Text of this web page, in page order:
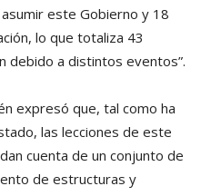
este Gobierno y 18
lo que totaliza 43
debido a distintos eventos”.
expresó que, tal como ha
las lecciones de este
cuenta de un conjunto de
de estructuras y